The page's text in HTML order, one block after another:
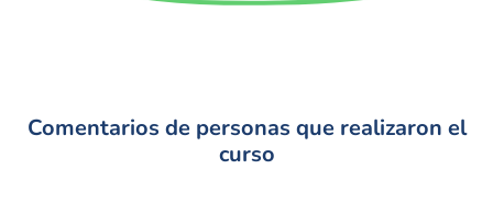
Comentarios de personas que realizaron el
curso